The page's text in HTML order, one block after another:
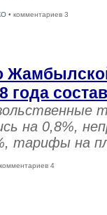
• комментариев 3
года
на 0,8%,
тарифы на
4